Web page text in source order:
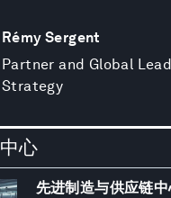
Rémy Sergent
Partner and Global
Strategy
中心
先进制造与供应链